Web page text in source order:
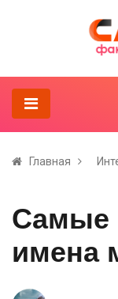
Главная
Самые
имена